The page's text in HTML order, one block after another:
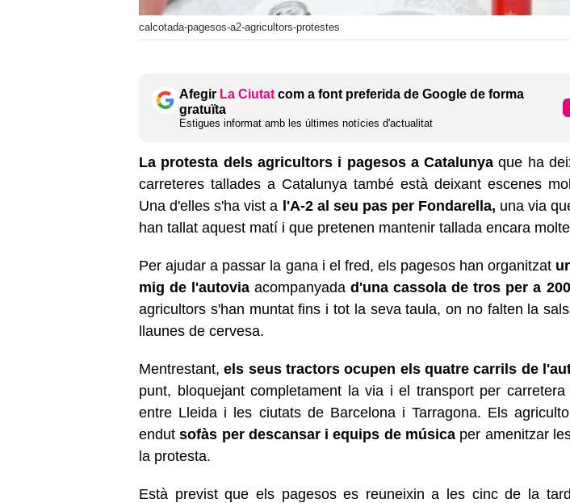
calcotada-pagesos-a2-agricultors-protestes
Afegir La Ciutat com a font preferida de Google de forma
gratuïta
Estigues informat amb les últimes notícies d'actualitat
La protesta dels agricultors i pagesos a Catalunya que ha
carreteres tallades a Catalunya també està deixant escenes
Una d'elles s'ha vist a l'A-2 al seu pas per Fondarella, una via
han tallat aquest matí i que pretenen mantenir tallada encara
Per ajudar a passar la gana i el fred, els pagesos han organitzat
mig de l'autovia acompanyadad'una cassola de tros per a
agricultors s'han muntat fins i tot la seva taula, on no falten la
llaunes de cervesa.
Mentrestant,els seus tractors ocupen els quatre carrils de
punt, bloquejant completament la via i el transport per carretera
entre Lleida i les ciutats de Barcelona i Tarragona. Els
endutsofàs per descansar i equips de músicaper amenitzar
la protesta.
Està previst que els pagesos es reuneixin a les cinc de la